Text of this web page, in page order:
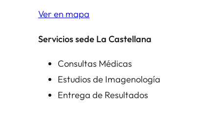
Ver en mapa
Servicios sede La Castellana
Consultas Médicas
Estudios de Imagenología
Entrega de Resultados